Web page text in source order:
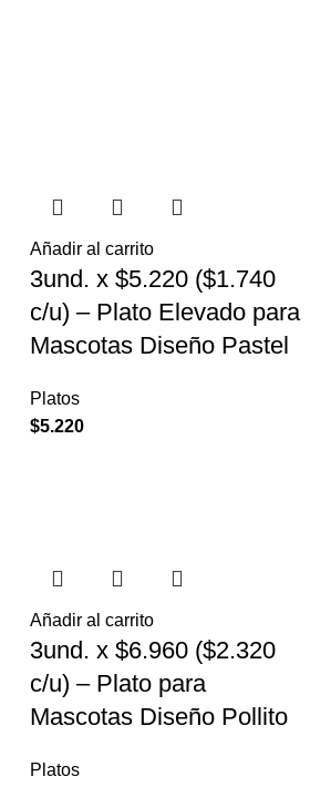
Añadir al carrito
3und. x $5.220 ($1.740
c/u) – Plato Elevado para
Mascotas Diseño Pastel
Platos
$5.220
Añadir al carrito
3und. x $6.960 ($2.320
c/u) – Plato para
Mascotas Diseño Pollito
Platos